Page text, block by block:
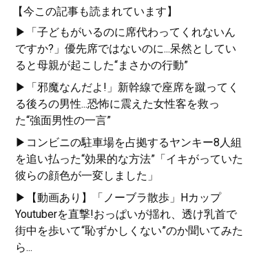
【今この記事も読まれています】
▶「子どもがいるのに席代わってくれないん
ですか?」優先席ではないのに...呆然としてい
ると母親が起こした“まさかの行動”
▶「邪魔なんだよ!」新幹線で座席を蹴ってく
る後ろの男性...恐怖に震えた女性客を救っ
た“強面男性の一言”
▶コンビニの駐車場を占拠するヤンキー8人組
を追い払った“効果的な方法”「イキがっていた
彼らの顔色が一変しました」
▶【動画あり】「ノーブラ散歩」Hカップ
Youtuberを直撃!おっぱいが揺れ、透け乳首で
街中を歩いて“恥ずかしくない”のか聞いてみた
ら...